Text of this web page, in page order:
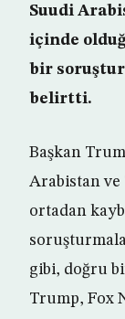
Suudi
içinde
bir
belirtti.
Başkan
Arabistan ve
ortadan
gibi, doğru
Trump, Fox